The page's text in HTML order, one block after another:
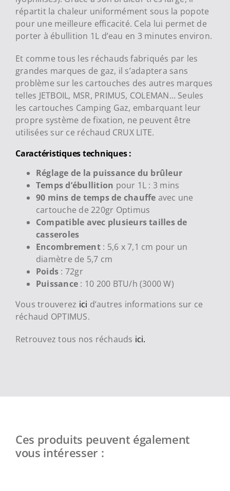
répartit la chaleur uniformément sous la popote
pour une meilleure efficacité. Cela lui permet de
porter à ébullition 1L d’eau en 3 minutes environ.
Et comme tous les réchauds fabriqués par les
grandes marques de gaz, il s’adaptera sans
problème sur les cartouches des autres marques
telles JETBOIL, MSR, PRIMUS, COLEMAN… Seules
les cartouches Camping Gaz, embarquant leur
propre système de fixation, ne peuvent être
utilisées sur ce réchaud CRUX LITE.
Caractéristiques techniques :
Réglage de la puissance du brûleur
Temps d’ébullition pour 1L : 3 mins
90 mins de temps de chauffe avec une
cartouche de 220gr Optimus
Compatible avec plusieurs tailles de
casseroles
Encombrement: 5,6 x 7,1 cm pour un
diamètre de 5,7 cm
Poids : 72gr
Puissance : 10 200 BTU/h (3000 W)
Vous trouverez ici d’autres informations sur ce
réchaud OPTIMUS.
Retrouvez tous nos réchauds ici.
Ces produits peuvent également
vous intéresser :